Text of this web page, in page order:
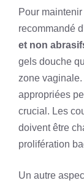
Pour
recommandé
et non
gels douche
zone
appropriées
crucial. Les
doivent être
prolifération
Un autre